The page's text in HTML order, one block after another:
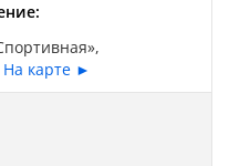
На карте ►